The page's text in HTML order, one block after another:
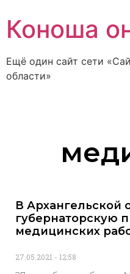
Коноша
Ещё один сайт сети
области»
В Архангельской
губернаторскую
медицинских
27.05.2021 12:58